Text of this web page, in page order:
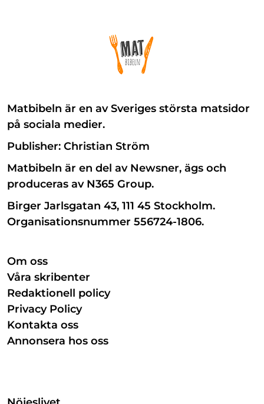
Matbibeln är en av Sveriges största matsidor
på sociala medier.
Publisher: Christian Ström
Matbibeln är en del av Newsner, ägs och
produceras av N365 Group.
Birger Jarlsgatan 43, 111 45 Stockholm.
Organisationsnummer 556724-1806.
Om oss
Våra skribenter
Redaktionell policy
Privacy Policy
Kontakta oss
Annonsera hos oss